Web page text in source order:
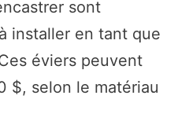
sont
installer en tant que
éviers peuvent
$, selon le matériau